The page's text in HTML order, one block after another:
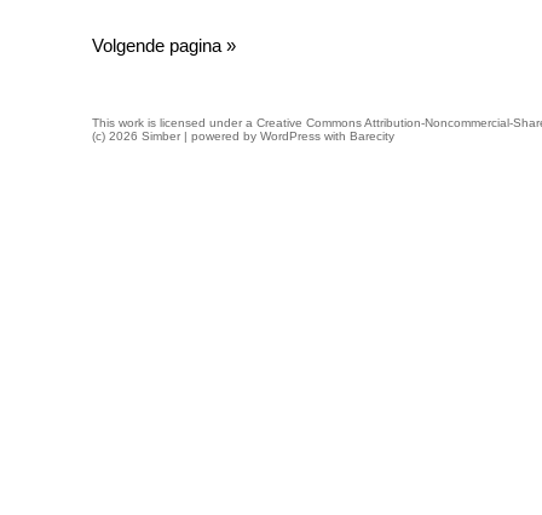
Volgende pagina »
This work is licensed under a Creative Commons Attribution-Noncommercial-
(c) 2026 Simber | powered by WordPress with Barecity